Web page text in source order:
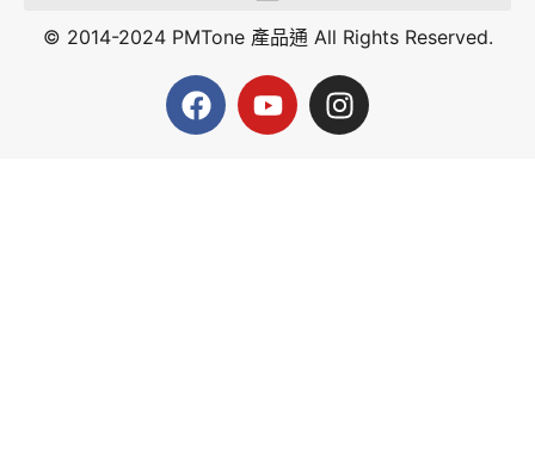
© 2014-2024 PMTone 產品通 All Rights Reserved.